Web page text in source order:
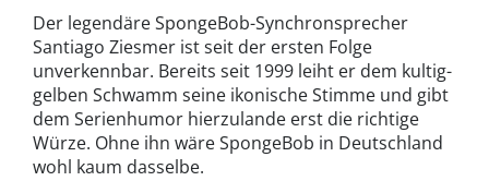
Der legendäre SpongeBob-Synchronsprecher
Santiago Ziesmer ist seit der ersten Folge
unverkennbar. Bereits seit 1999 leiht er dem kultig-
gelben Schwamm seine ikonische Stimme und gibt
dem Serienhumor hierzulande erst die richtige
Würze. Ohne ihn wäre SpongeBob in Deutschland
wohl kaum dasselbe.